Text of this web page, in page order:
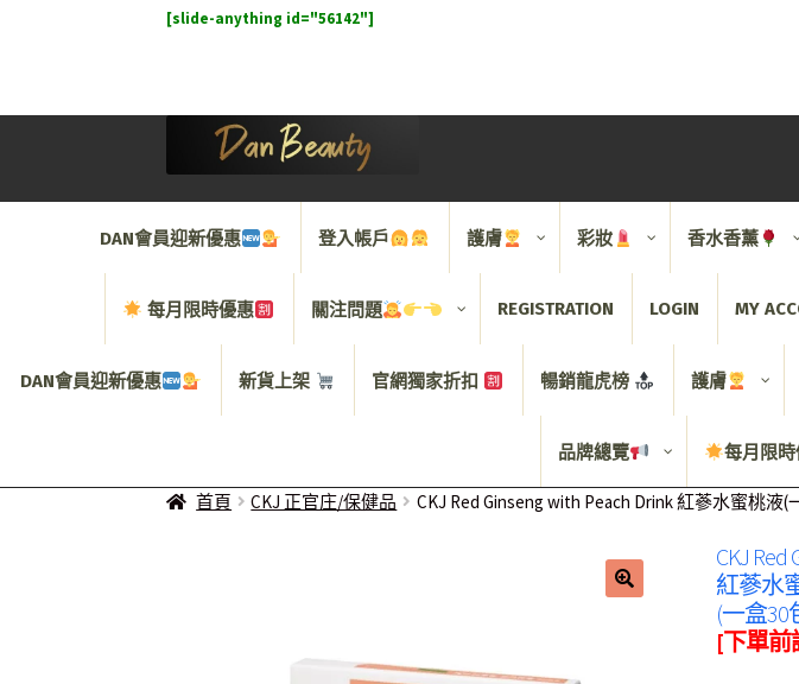
[slide-anything id="56142"]
DAN會員迎新優惠 登入帳戶 護膚 彩妝 香水香薰
每月限時優惠 關注問題 REGISTRATION LOGIN MY
DAN會員迎新優惠 新貨上架 官網獨家折扣 暢銷龍虎榜 護膚
品牌總覽 每月限
首頁 CKJ 正官庄/保健品 CKJ Red Ginseng with Peach Drink 紅蔘水蜜桃液
CKJ Red
紅蔘水
(一盒30
[下單前